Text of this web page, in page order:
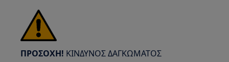
ΠΡΟΣΟΧΗ! ΚΙΝΔΥΝΟΣ ΔΑΓΚΩΜΑΤΟΣ